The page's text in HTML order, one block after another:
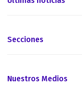
Secciones
Nuestros Medios